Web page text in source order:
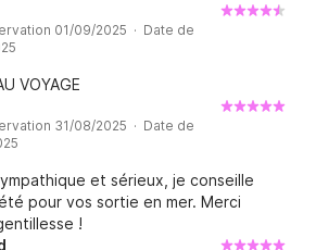
01/09/2025 · Date de
VOYAGE
31/08/2025 · Date de
et sérieux, je conseille
pour vos sortie en mer. Merci
!